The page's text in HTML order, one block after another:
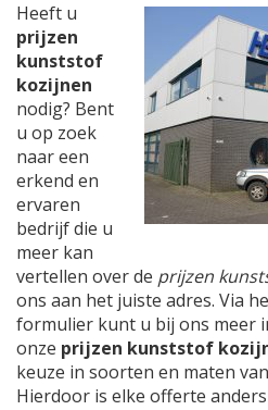
Heeft u
prijzen
kunststof
kozijnen
nodig? Bent
u op zoek
naar een
erkend en
ervaren
bedrijf die u
meer kan
vertellen over de prijzen
ons aan het juiste adres. Via
formulier kunt u bij ons meer
onze prijzen kunststof
keuze in soorten en maten
Hierdoor is elke offerte